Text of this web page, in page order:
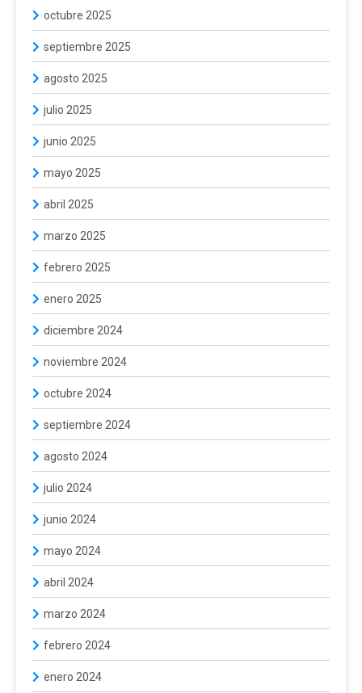
octubre 2025
septiembre 2025
agosto 2025
julio 2025
junio 2025
mayo 2025
abril 2025
marzo 2025
febrero 2025
enero 2025
diciembre 2024
noviembre 2024
octubre 2024
septiembre 2024
agosto 2024
julio 2024
junio 2024
mayo 2024
abril 2024
marzo 2024
febrero 2024
enero 2024